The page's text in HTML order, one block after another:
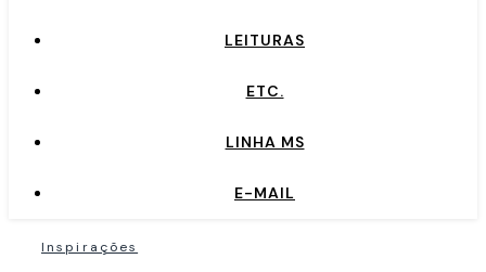
LEITURAS
ETC.
LINHA MS
E-MAIL
Inspirações